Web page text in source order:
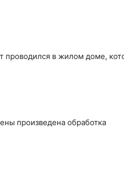
проводился в жилом доме,
произведена обработка